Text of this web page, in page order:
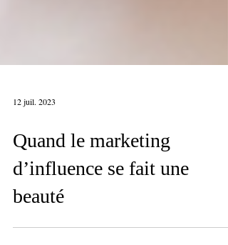
12 juil. 2023
Quand le marketing